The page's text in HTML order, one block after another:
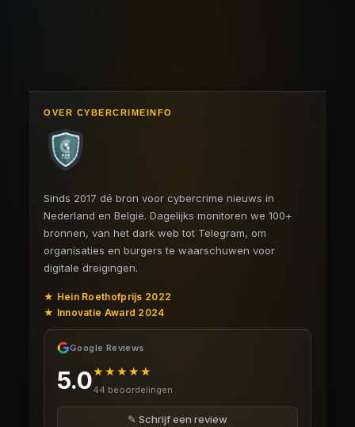
OVER CYBERCRIMEINFO
Sinds 2017 dé bron voor cybercrime nieuws in
Nederland en België. Dagelijks monitoren we 100+
bronnen, van het dark web tot Telegram, om
organisaties en burgers te waarschuwen voor
digitale dreigingen.
★ Hein Roethofprijs 2022
★ Innovatie Award 2024
Google Reviews
5.0★★★★★
44 beoordelingen
✎ Schrijf een review